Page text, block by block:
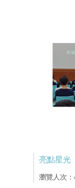
亮點星光
瀏覽人次